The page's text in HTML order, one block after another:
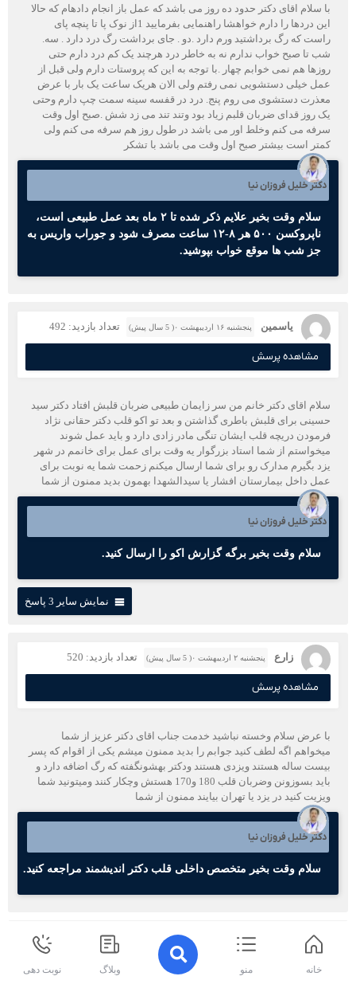
با سلام اقای دکتر حدود ده روز می باشد که عمل باز انجام دادهام که حالا
این دردها را دارم خواهشا راهنمایی بفرمایید 1از نوک پا تا پنچه پای
راست که رگ برداشتید ورم دارد .دو . جای برداشت رگ درد دارد . سه.
شب تا صبح خواب ندارم نه به خاطر درد هرچند یک کم درد دارم حتی
روزها هم نمی خوابم چهار .با توجه به این که پروستات دارم ولی قبل از
عمل خیلی دستشویی نمی رفتم ولی الان هریک ساعت یک بار با عرض
معذرت دستشوی می روم پنج. درد در قفسه سینه سمت چپ دارم وحتی
یک روز قدای ضربان قلبم زیاد بود وتند تند می زد شش .صبح اول وقت
سرفه می کنم وخلط اور می باشد در طول روز هم سرفه می کنم ولی
کمتر است بیشتر صبح اول وقت می باشد با تشکر
دکتر خلیل فروزان نیا
سلام وقت بخیر علایم ذکر شده تا ۲ ماه بعد عمل طبیعی است،
ناپروکسن ۵۰۰ هر ۸-۱۲ ساعت مصرف شود و جوراب واریس به
جز شب ها موقع خواب بپوشید.
یاسمین پنجشنبه ۱۶ اردیبهشت ۰( 5 سال پیش) تعداد بازدید: 492
مشاهده پرسش
سلام اقای دکتر خانم من سر زایمان طبیعی ضربان قلبش افتاد دکتر سید
حسینی برای قلبش باطری گذاشتن و بعد تو اکو قلب دکتر حقانی نژاد
فرمودن دریچه قلب ایشان تنگی مادر زادی دارد و باید عمل شوند
میخواستم از شما استاد بزرگوار یه وقت برای عمل برای خانمم در شهر
یزد بگیرم مدارک رو برای شما ارسال میکنم زحمت شما یه نوبت برای
عمل داخل بیمارستان افشار یا سیدالشهدا بهمون بدید ممنون از شما
دکتر خلیل فروزان نیا
سلام وقت بخیر برگه گزارش اکو را ارسال کنید.
نمایش سایر 3 پاسخ
زارع پنجشنبه ۲ اردیبهشت ۰( 5 سال پیش) تعداد بازدید: 520
مشاهده پرسش
با عرض سلام وخسته نباشید خدمت جناب اقای دکتر عزیز از شما
میخواهم اگه لطف کنید جوابم را بدید ممنون میشم یکی از اقوام که پسر
بیست ساله هستند ویزدی هستند ودکتر بهشونگفته که رگ اضافه دارد و
باید بسوزونن وضربان قلب 180 و170 هستش وچکار کنند ومیتونید شما
ویزیت کنید در یزد یا تهران بیایند ممنون از شما
دکتر خلیل فروزان نیا
سلام وقت بخیر متخصص داخلی قلب دکتر اندیشمند مراجعه کنید.
جمعه ۲۷ فروردین ۰( 5 سال پیش) تعداد بازدید: 493
مشاهده پرسش
خانه منو وبلاگ نوبت دهی